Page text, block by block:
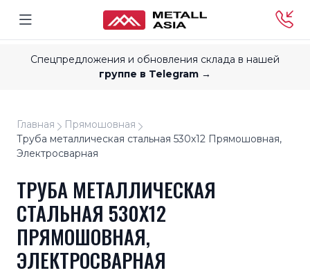
Спецпредложения и обновления склада в нашей
группе в Telegram →
Главная
Прямошовная
Труба металлическая стальная 530x12 Прямошовная,
Электросварная
ТРУБА МЕТАЛЛИЧЕСКАЯ
СТАЛЬНАЯ 530X12
ПРЯМОШОВНАЯ,
ЭЛЕКТРОСВАРНАЯ